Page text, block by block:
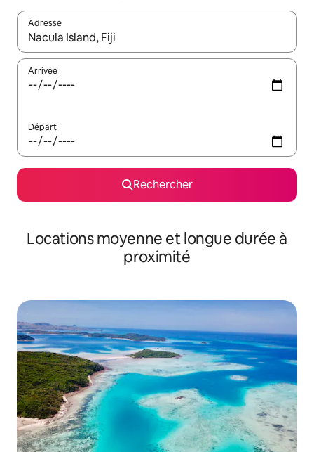
Adresse
Lorsque les résultats s'affichent, utilisez les flèches vers le
Arrivée
Départ
Rechercher
Locations moyenne et longue durée à
proximité